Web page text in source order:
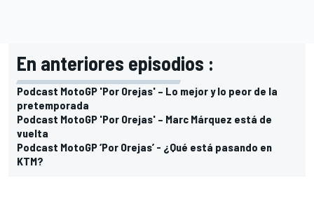
En anteriores episodios :
Podcast MotoGP 'Por Orejas' – Lo mejor y lo peor de la
pretemporada
Podcast MotoGP 'Por Orejas' – Marc Márquez está de
vuelta
Podcast MotoGP ‘Por Orejas’ - ¿Qué está pasando en
KTM?